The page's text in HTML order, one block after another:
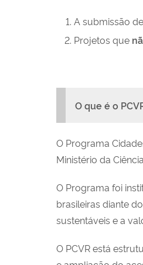
A submissão
Projetos que
O que é o
O Programa
Ministério da
O Programa foi
brasileiras diante
sustentáveis e a
O PCVR está